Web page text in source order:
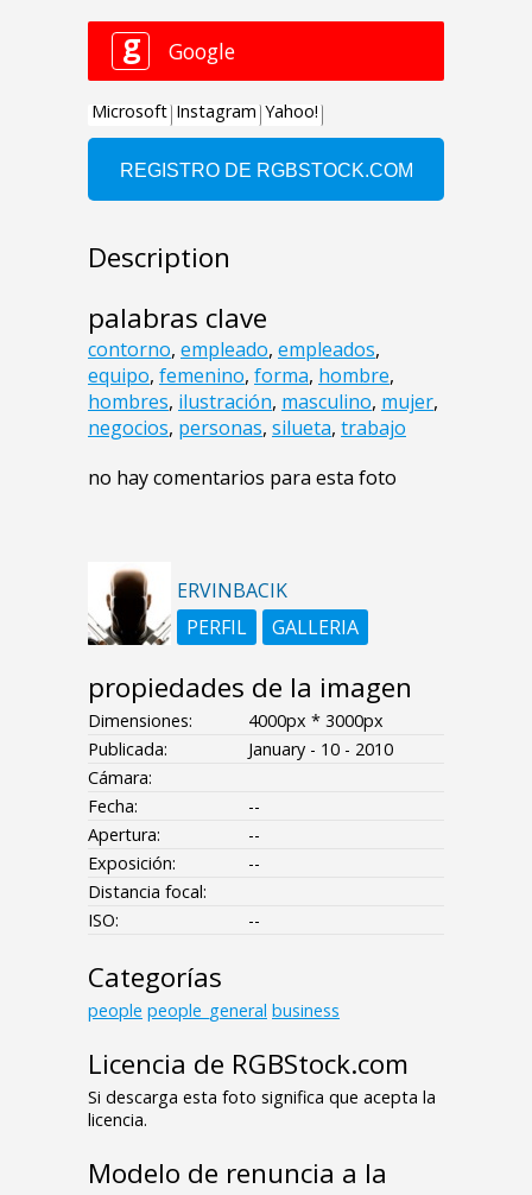
Description
palabras clave
contorno, empleado, empleados,
equipo, femenino, forma, hombre,
hombres, ilustración, masculino, mujer,
negocios, personas, silueta, trabajo
no hay comentarios para esta foto
ERVINBACIK
PERFIL
GALLERIA
propiedades de la imagen
Dimensiones:
4000px * 3000px
Publicada:
January - 10 - 2010
Cámara:
Fecha:
--
Apertura:
--
Exposición:
--
Distancia focal:
ISO:
--
Categorías
people people_general business
Licencia de RGBStock.com
Si descarga esta foto significa que acepta la
licencia.
Modelo de renuncia a la